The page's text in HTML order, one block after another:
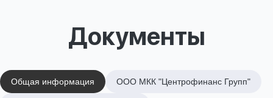
Документы
Общая информация ООО МКК "Центрофинанс Групп"
ознакомлен
предоставления
займов,
политикой